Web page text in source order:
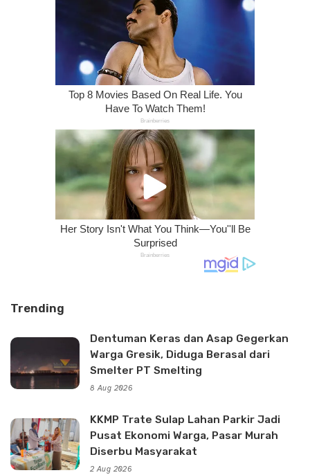
Trending
Dentuman Keras dan Asap Gegerkan
Warga Gresik, Diduga Berasal dari
Smelter PT Smelting
8 Aug 2026
KKMP Trate Sulap Lahan Parkir Jadi
Pusat Ekonomi Warga, Pasar Murah
Diserbu Masyarakat
2 Aug 2026